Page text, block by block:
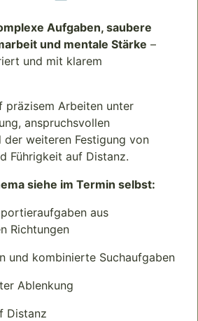
Aufgaben, saubere
und mentale Stärke –
und mit klarem
präzisem Arbeiten unter
anspruchsvollen
der weiteren Festigung von
Führigkeit auf Distanz.
siehe im Termin selbst:
aus
Richtungen
und kombinierte Suchaufgaben
Ablenkung
Distanz